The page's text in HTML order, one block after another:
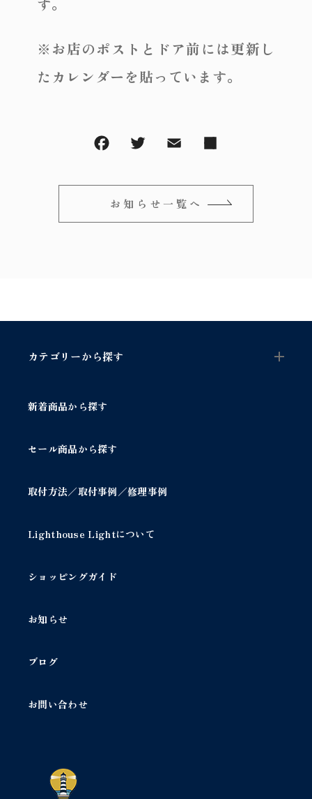
※お店のポストとドア前には更新し
たカレンダーを貼っています。
お知らせ一覧へ
カテゴリーから探す
新着商品から探す
セール商品から探す
取付方法／取付事例／修理事例
Lighthouse Lightについて
ショッピングガイド
お知らせ
ブログ
お問い合わせ